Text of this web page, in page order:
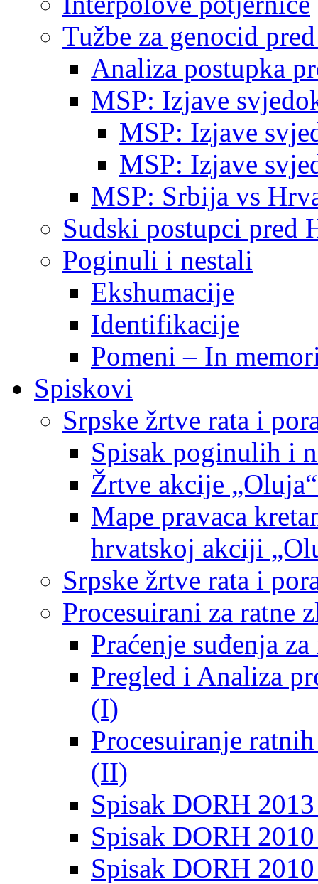
Tužbe za genocid
Analiza postupka
MSP: Izjave
MSP: Izjave
MSP: Izjave
MSP: Srbija vs
Sudski postupci pred
Poginuli i nestali
Ekshumacije
Identifikacije
Pomeni – In
Spiskovi
Srpske žrtve rata i
Spisak poginulih i
Žrtve akcije
Mape pravaca
hrvatskoj akciji
Srpske žrtve rata i
Procesuirani za ratne
Praćenje suđenja
Pregled i Analiza
(I)
Procesuiranje
(II)
Spisak DORH
Spisak DORH
Spisak DORH